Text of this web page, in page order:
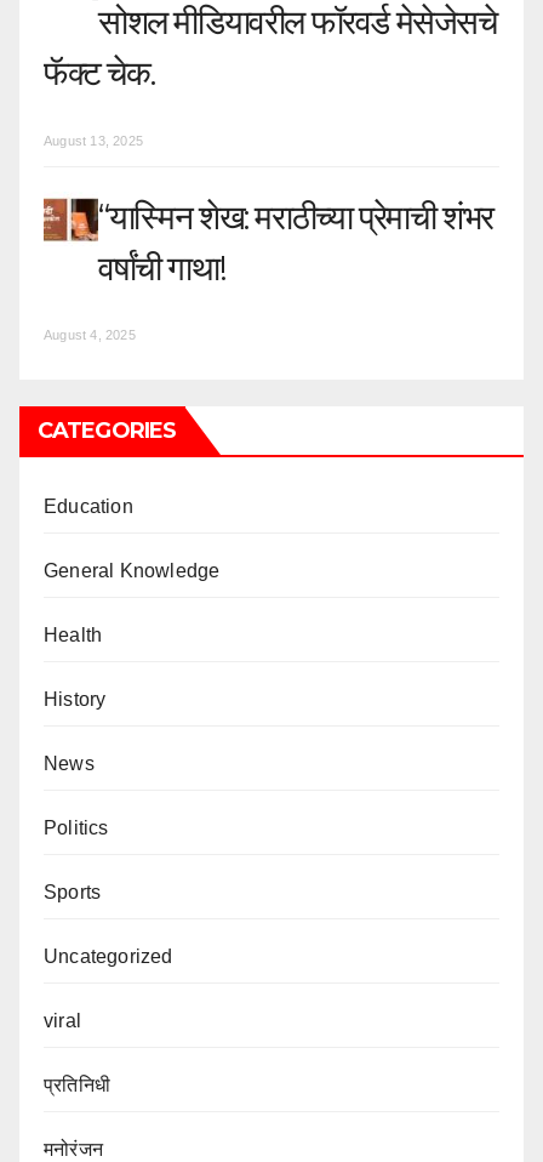
सोशल मीडियावरील फॉरवर्ड मेसेजेसचे
फॅक्ट चेक.
August 13, 2025
“यास्मिन शेख: मराठीच्या प्रेमाची शंभर
वर्षांची गाथा!
August 4, 2025
CATEGORIES
Education
General Knowledge
Health
History
News
Politics
Sports
Uncategorized
viral
प्रतिनिधी
मनोरंजन